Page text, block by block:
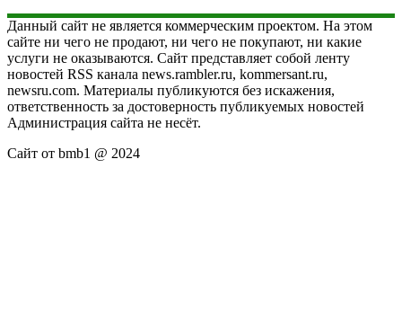
Данный сайт не является коммерческим проектом. На этом
сайте ни чего не продают, ни чего не покупают, ни какие
услуги не оказываются. Сайт представляет собой ленту
новостей RSS канала news.rambler.ru, kommersant.ru,
newsru.com. Материалы публикуются без искажения,
ответственность за достоверность публикуемых новостей
Администрация сайта не несёт.
Сайт от bmb1 @ 2024